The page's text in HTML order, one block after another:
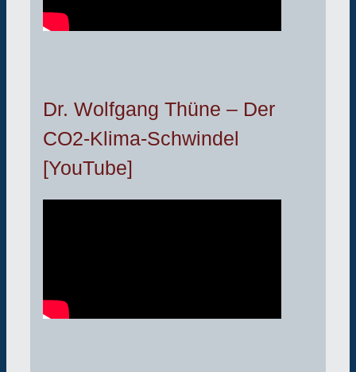
Dr. Wolfgang Thüne – Der
CO2-Klima-Schwindel
[YouTube]